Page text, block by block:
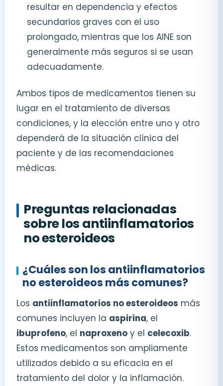
resultar en dependencia y efectos
secundarios graves con el uso
prolongado, mientras que los AINE son
generalmente más seguros si se usan
adecuadamente.
Ambos tipos de medicamentos tienen su
lugar en el tratamiento de diversas
condiciones, y la elección entre uno y otro
dependerá de la situación clínica del
paciente y de las recomendaciones
médicas.
Preguntas relacionadas
sobre los antiinflamatorios
no esteroideos
¿Cuáles son los antiinflamatorios
no esteroideos más comunes?
Los antiinflamatorios no esteroideos más
comunes incluyen la aspirina, el
ibuprofeno, el naproxeno y el celecoxib.
Estos medicamentos son ampliamente
utilizados debido a su eficacia en el
tratamiento del dolor y la inflamación.